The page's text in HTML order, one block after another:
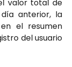
valor total de
anterior, la
el resumen
del usuario